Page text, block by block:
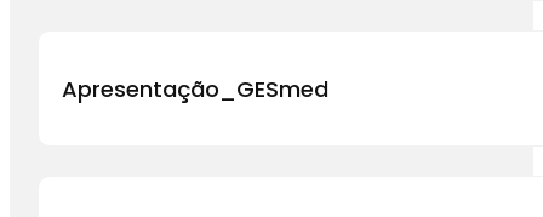
Apresentação_GESmed